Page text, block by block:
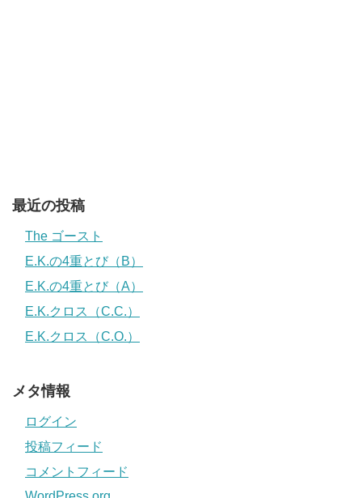
最近の投稿
The ゴースト
E.K.の4重とび（B）
E.K.の4重とび（A）
E.K.クロス（C.C.）
E.K.クロス（C.O.）
メタ情報
ログイン
投稿フィード
コメントフィード